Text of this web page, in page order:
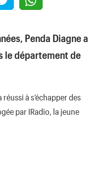
Penda Diagne a
le département de
réussi à s’échapper des
par IRadio, la jeune